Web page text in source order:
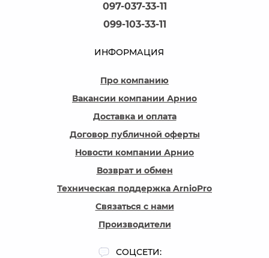
097-037-33-11
099-103-33-11
ИНФОРМАЦИЯ
Про компанию
Вакансии компании Арнио
Доставка и оплата
Договор публичной оферты
Новости компании Арнио
Возврат и обмен
Техническая поддержка ArnioPro
Связаться с нами
Производители
СОЦСЕТИ: